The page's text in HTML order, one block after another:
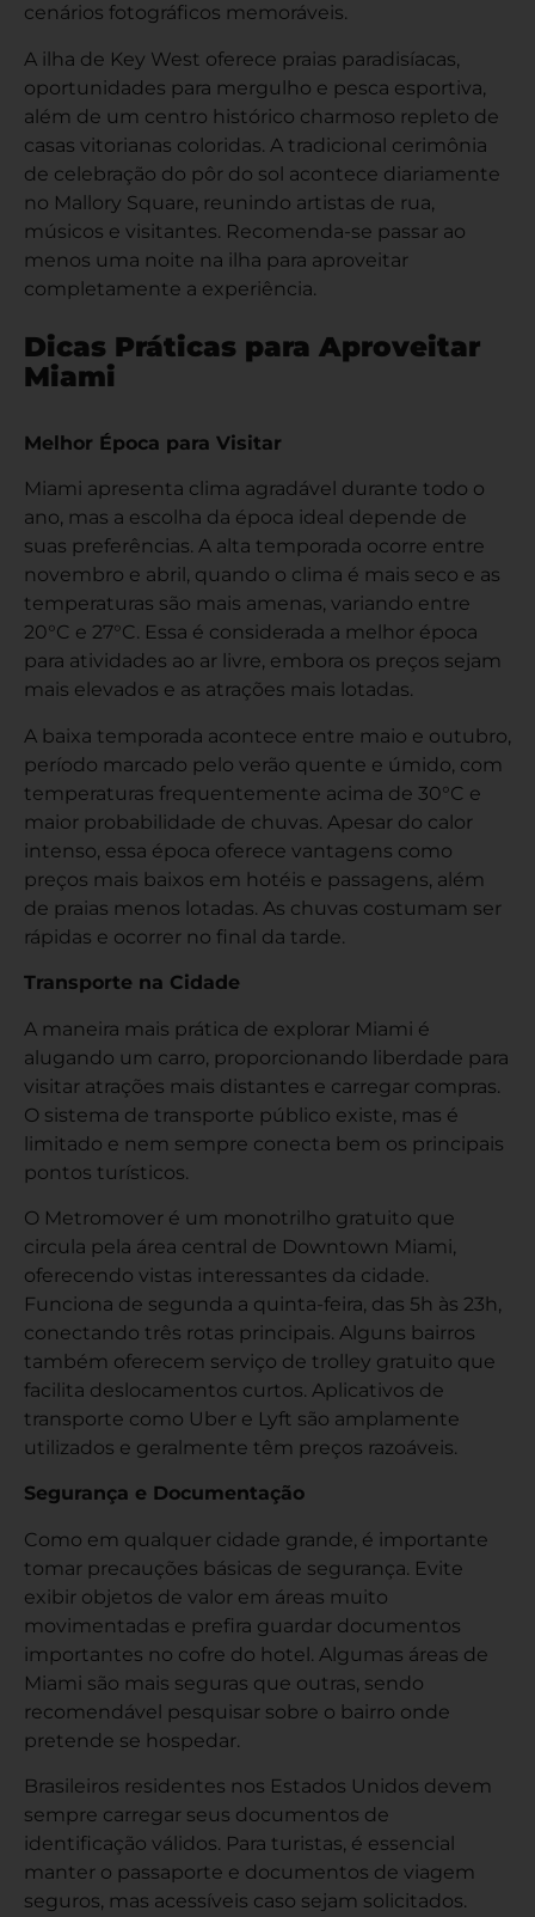
cenários fotográficos memoráveis.
A ilha de Key West oferece praias paradisíacas,
oportunidades para mergulho e pesca esportiva,
além de um centro histórico charmoso repleto de
casas vitorianas coloridas. A tradicional cerimônia
de celebração do pôr do sol acontece diariamente
no Mallory Square, reunindo artistas de rua,
músicos e visitantes. Recomenda-se passar ao
menos uma noite na ilha para aproveitar
completamente a experiência.
Dicas Práticas para Aproveitar
Miami
Melhor Época para Visitar
Miami apresenta clima agradável durante todo o
ano, mas a escolha da época ideal depende de
suas preferências. A alta temporada ocorre entre
novembro e abril, quando o clima é mais seco e as
temperaturas são mais amenas, variando entre
20°C e 27°C. Essa é considerada a melhor época
para atividades ao ar livre, embora os preços sejam
mais elevados e as atrações mais lotadas.
A baixa temporada acontece entre maio e outubro,
período marcado pelo verão quente e úmido, com
temperaturas frequentemente acima de 30°C e
maior probabilidade de chuvas. Apesar do calor
intenso, essa época oferece vantagens como
preços mais baixos em hotéis e passagens, além
de praias menos lotadas. As chuvas costumam ser
rápidas e ocorrer no final da tarde.
Transporte na Cidade
A maneira mais prática de explorar Miami é
alugando um carro, proporcionando liberdade para
visitar atrações mais distantes e carregar compras.
O sistema de transporte público existe, mas é
limitado e nem sempre conecta bem os principais
pontos turísticos.
O Metromover é um monotrilho gratuito que
circula pela área central de Downtown Miami,
oferecendo vistas interessantes da cidade.
Funciona de segunda a quinta-feira, das 5h às 23h,
conectando três rotas principais. Alguns bairros
também oferecem serviço de trolley gratuito que
facilita deslocamentos curtos. Aplicativos de
transporte como Uber e Lyft são amplamente
utilizados e geralmente têm preços razoáveis.
Segurança e Documentação
Como em qualquer cidade grande, é importante
tomar precauções básicas de segurança. Evite
exibir objetos de valor em áreas muito
movimentadas e prefira guardar documentos
importantes no cofre do hotel. Algumas áreas de
Miami são mais seguras que outras, sendo
recomendável pesquisar sobre o bairro onde
pretende se hospedar.
Brasileiros residentes nos Estados Unidos devem
sempre carregar seus documentos de
identificação válidos. Para turistas, é essencial
manter o passaporte e documentos de viagem
seguros, mas acessíveis caso sejam solicitados.